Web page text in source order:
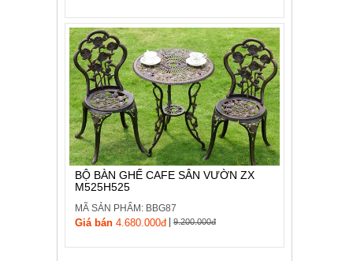
BỘ BÀN GHẾ CAFE SÂN VƯỜN ZX
M525H525
MÃ SẢN PHẨM: BBG87
Giá bán 4.680.000đ| 9.200.000đ